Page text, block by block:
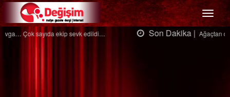
Menü
Son Dakika |Ağaçtan düştü…